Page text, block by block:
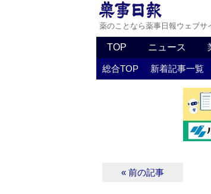
薬のことなら薬事日報ウェブサ
TOP ニュース
総合TOP 新着記事一覧
« 前の記事